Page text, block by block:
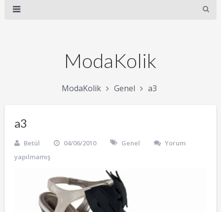
ModaKolik
ModaKolik Genel a3
a3
Betül 04/06/2010 Genel
Yorum
yapılmamış